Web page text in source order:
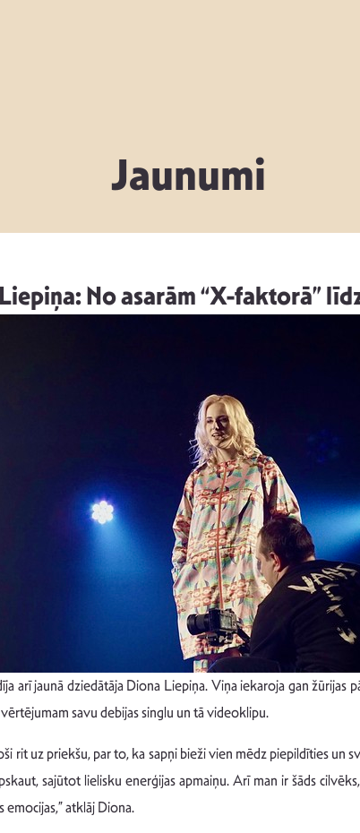
Jaunumi
No asarām “X-faktorā”
arī jaunā dziedātāja Diona Liepiņa. Viņa iekaroja gan žūrijas
savu debijas singlu un tā videoklipu.
rit uz priekšu, par to, ka sapņi bieži vien mēdz piepildīties un
sajūtot lielisku enerģijas apmaiņu. Arī man ir šāds
emocijas,” atklāj Diona.